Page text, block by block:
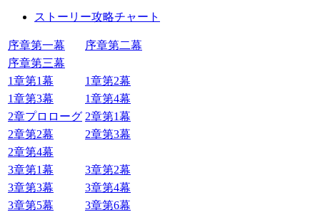
ストーリー攻略チャート
序章第一幕
序章第二幕
序章第三幕
1章第1幕
1章第2幕
1章第3幕
1章第4幕
2章プロローグ 2章第1幕
2章第2幕
2章第3幕
2章第4幕
3章第1幕
3章第2幕
3章第3幕
3章第4幕
3章第5幕
3章第6幕